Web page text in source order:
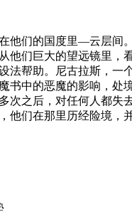
他们的国度里—云层间
他们巨大的望远镜里，
法帮助。尼古拉斯，一
书中的恶魔的影响，处
多次之后，对任何人都失
他们在那里历经险境，